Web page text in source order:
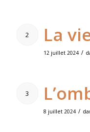
2 La
12 juillet 2024 /
3
8 juillet 2024 /